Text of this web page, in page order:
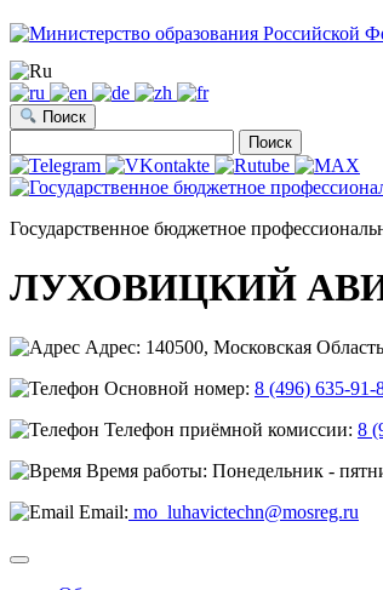
Поиск
Государственное бюджетное
ЛУХОВИЦКИЙ
Адрес: 140500, Московская
Основной номер: 8 (496) 635-91-
Телефон приёмной комиссии: 8
Время работы: Понедельник -
Email: mo_luhavictechn@mosreg.ru